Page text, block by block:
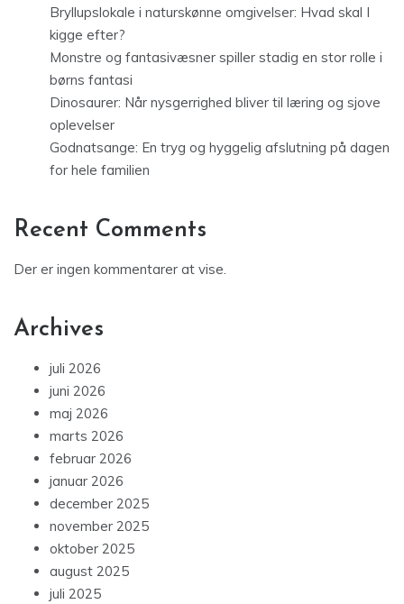
Bryllupslokale i naturskønne omgivelser: Hvad skal I
kigge efter?
Monstre og fantasivæsner spiller stadig en stor rolle i
børns fantasi
Dinosaurer: Når nysgerrighed bliver til læring og sjove
oplevelser
Godnatsange: En tryg og hyggelig afslutning på dagen
for hele familien
Recent Comments
Der er ingen kommentarer at vise.
Archives
juli 2026
juni 2026
maj 2026
marts 2026
februar 2026
januar 2026
december 2025
november 2025
oktober 2025
august 2025
juli 2025